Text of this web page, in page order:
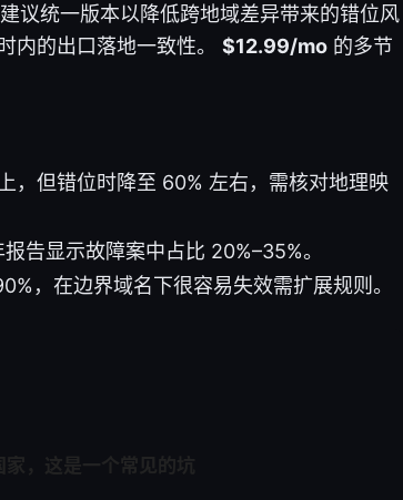
议统一版本以降低跨地域差异带来的错位风
内的出口落地一致性。 $12.99/mo 的多节
，但错位时降至 60% 左右，需核对地理映
告显示故障案中占比 20%–35%。
，在边界域名下很容易失效需扩展规则。